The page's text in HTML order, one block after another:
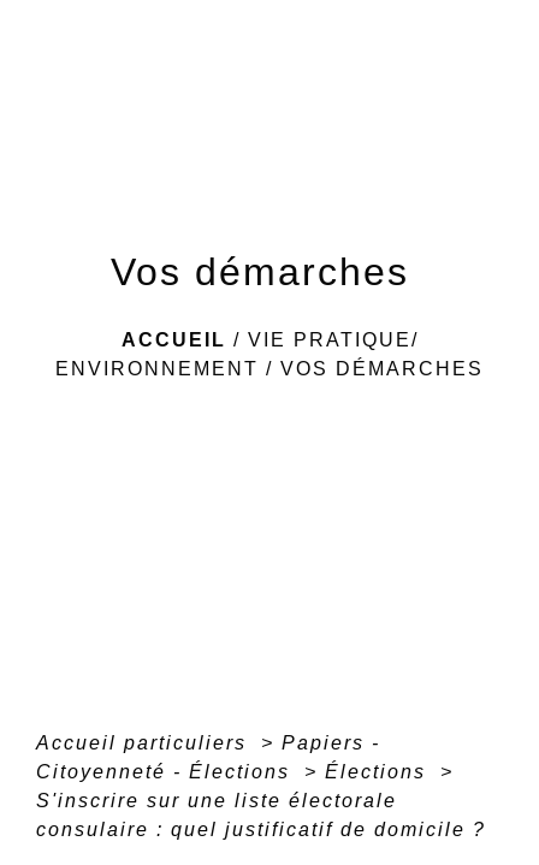
Vos démarches
ACCUEIL / VIE PRATIQUE/
ENVIRONNEMENT / VOS DÉMARCHES
Accueil particuliers > Papiers -
Citoyenneté - Élections
> Élections
>
S'inscrire sur une liste électorale
consulaire : quel justificatif de domicile ?